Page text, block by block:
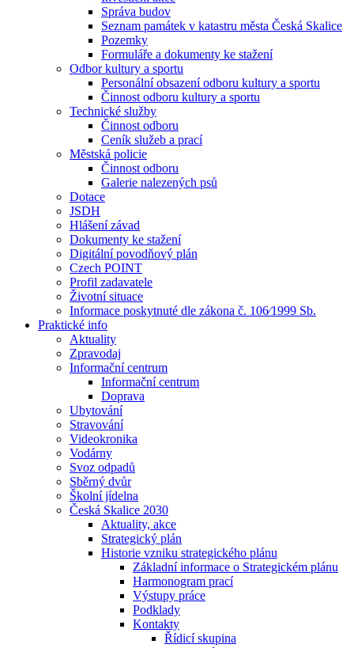
Správa budov
Seznam památek v katastru města Česká Skalice
Pozemky
Formuláře a dokumenty ke stažení
Odbor kultury a sportu
Personální obsazení odboru kultury a sportu
Činnost odboru kultury a sportu
Technické služby
Činnost odboru
Ceník služeb a prací
Městská policie
Činnost odboru
Galerie nalezených psů
Dotace
JSDH
Hlášení závad
Dokumenty ke stažení
Digitální povodňový plán
Czech POINT
Profil zadavatele
Životní situace
Informace poskytnuté dle zákona č. 106⁄1999 Sb.
Praktické info
Aktuality
Zpravodaj
Informační centrum
Informační centrum
Doprava
Ubytování
Stravování
Videokronika
Vodárny
Svoz odpadů
Sběrný dvůr
Školní jídelna
Česká Skalice 2030
Aktuality, akce
Strategický plán
Historie vzniku strategického plánu
Základní informace o Strategickém plánu
Harmonogram prací
Výstupy práce
Podklady
Kontakty
Řídicí skupina